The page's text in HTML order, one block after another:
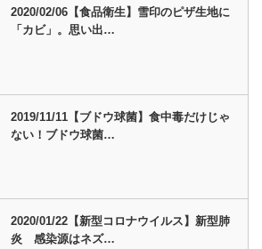
2020/02/06【食品衛生】雪印のピザ生地に
「カビ」。思い出…
2019/11/11【ブドウ球菌】食中毒だけじゃ
ない！ブドウ球菌…
2020/01/22【新型コロナウイルス】新型肺
炎 感染源はネズ…